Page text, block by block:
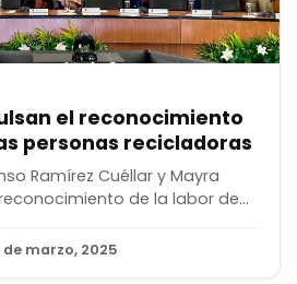
el reconocimiento
personas recicladoras
Ramírez Cuéllar y Mayra
de la labor de
de marzo, 2025